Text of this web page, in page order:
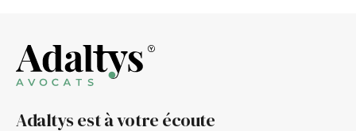
Adaltys est à votre écoute